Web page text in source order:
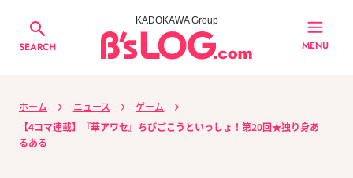
SEARCH
KADOKAWA Group
MENU
ホーム ニュース
ゲーム
【4コマ連載】『華アワセ』ちびごこうといっしょ！第20回★独り身あ
るある